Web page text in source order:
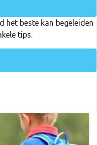
het beste kan begeleiden
tips.